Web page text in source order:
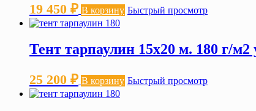
19 450 ₽ В корзину Быстрый просмотр
Тент тарпаулин 15х20 м. 180 г/
25 200 ₽ В корзину Быстрый просмотр